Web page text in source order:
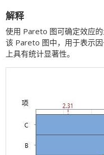
解释
使用 Pareto 图可确定效应
该 Pareto 图中，用于表示
上具有统计显著性。